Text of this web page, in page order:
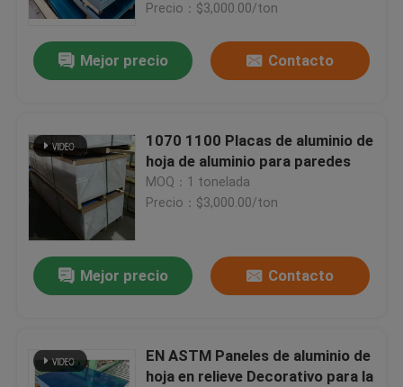
Productos
Precio：$3,000.00/ton
Mejor precio Contacto
1070 1100 Placas de aluminio de
hoja de aluminio para paredes
MOQ：1 tonelada
Precio：$3,000.00/ton
Mejor precio Contacto
EN ASTM Paneles de aluminio de
hoja en relieve Decorativo para la